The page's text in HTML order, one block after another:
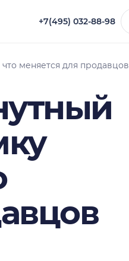
+7(495) 032-88-98
меняется для продавцов